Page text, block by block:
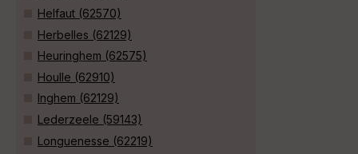
Helfaut (62570)
Herbelles (62129)
Heuringhem (62575)
Houlle (62910)
Inghem (62129)
Lederzeele (59143)
Longuenesse (62219)